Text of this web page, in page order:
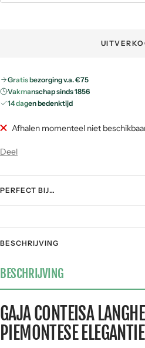
Gratis bezorging v.a. €75
Vakmanschap sinds 1856
14 dagen bedenktijd
Afhalen momenteel niet
Deel
PERFECT BIJ…
Stoofgerechten
Gerijpte kazen
Pasta
Vis &
zeevruchten
BESCHRIJVING
BESCHRIJVING
GAJA CONTEISA
PIEMONTESE